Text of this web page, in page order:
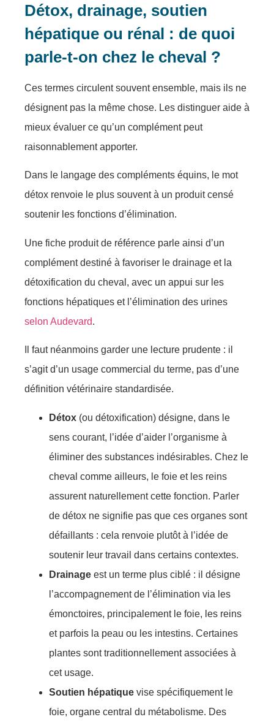
Détox, drainage, soutien
hépatique ou rénal : de quoi
parle-t-on chez le cheval ?
Ces termes circulent souvent ensemble, mais ils ne
désignent pas la même chose. Les distinguer aide à
mieux évaluer ce qu’un complément peut
raisonnablement apporter.
Dans le langage des compléments équins, le mot
détox renvoie le plus souvent à un produit censé
soutenir les fonctions d’élimination.
Une fiche produit de référence parle ainsi d’un
complément destiné à favoriser le drainage et la
détoxification du cheval, avec un appui sur les
fonctions hépatiques et l’élimination des urines
selon Audevard.
Il faut néanmoins garder une lecture prudente : il
s’agit d’un usage commercial du terme, pas d’une
définition vétérinaire standardisée.
Détox (ou détoxification) désigne, dans le
sens courant, l’idée d’aider l’organisme à
éliminer des substances indésirables. Chez le
cheval comme ailleurs, le foie et les reins
assurent naturellement cette fonction. Parler
de détox ne signifie pas que ces organes sont
défaillants : cela renvoie plutôt à l’idée de
soutenir leur travail dans certains contextes.
Drainage est un terme plus ciblé : il désigne
l’accompagnement de l’élimination via les
émonctoires, principalement le foie, les reins
et parfois la peau ou les intestins. Certaines
plantes sont traditionnellement associées à
cet usage.
Soutien hépatique vise spécifiquement le
foie, organe central du métabolisme. Des